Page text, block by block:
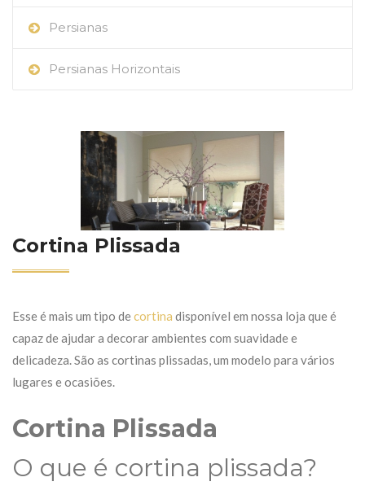
Persianas
Persianas Horizontais
Cortina Plissada
Esse é mais um tipo decortina disponível em nossa loja que é
capaz de ajudar a decorar ambientes com suavidade e
delicadeza. São as cortinas plissadas, um modelo para vários
lugares e ocasiões.
Cortina Plissada
O que é cortina plissada?